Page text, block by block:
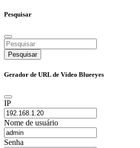
Pesquisar
Pesquisar
Gerador de URL de Vídeo Blueeyes
IP
Nome de usuário
Senha